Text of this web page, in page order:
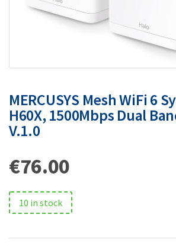
MERCUSYS Mesh WiFi 6
H60X, 1500Mbps Dual
V.1.0
€76.00
10 in stock